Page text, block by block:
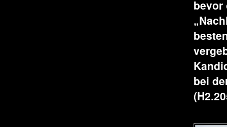
bevor
bei